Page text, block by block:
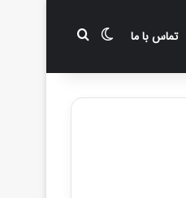
تماس با ما تغییر پوسته
جستجو برای